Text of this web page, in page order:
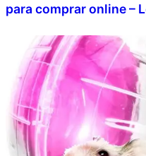
para comprar online –